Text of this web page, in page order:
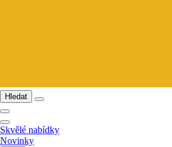
Hledat
Skvělé nabídky
Novinky